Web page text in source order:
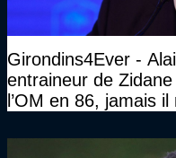
Girondins4Ever -
entraineur de
l’OM en 86, jamais